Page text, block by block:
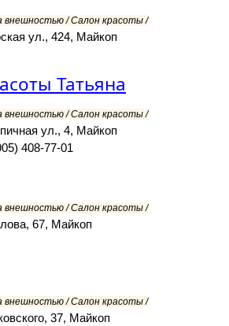
внешностью / Салон красоты /
ул., 424, Майкоп
Татьяна
внешностью / Салон красоты /
ул., 4, Майкоп
408-77-01
внешностью / Салон красоты /
67, Майкоп
внешностью / Салон красоты /
37, Майкоп